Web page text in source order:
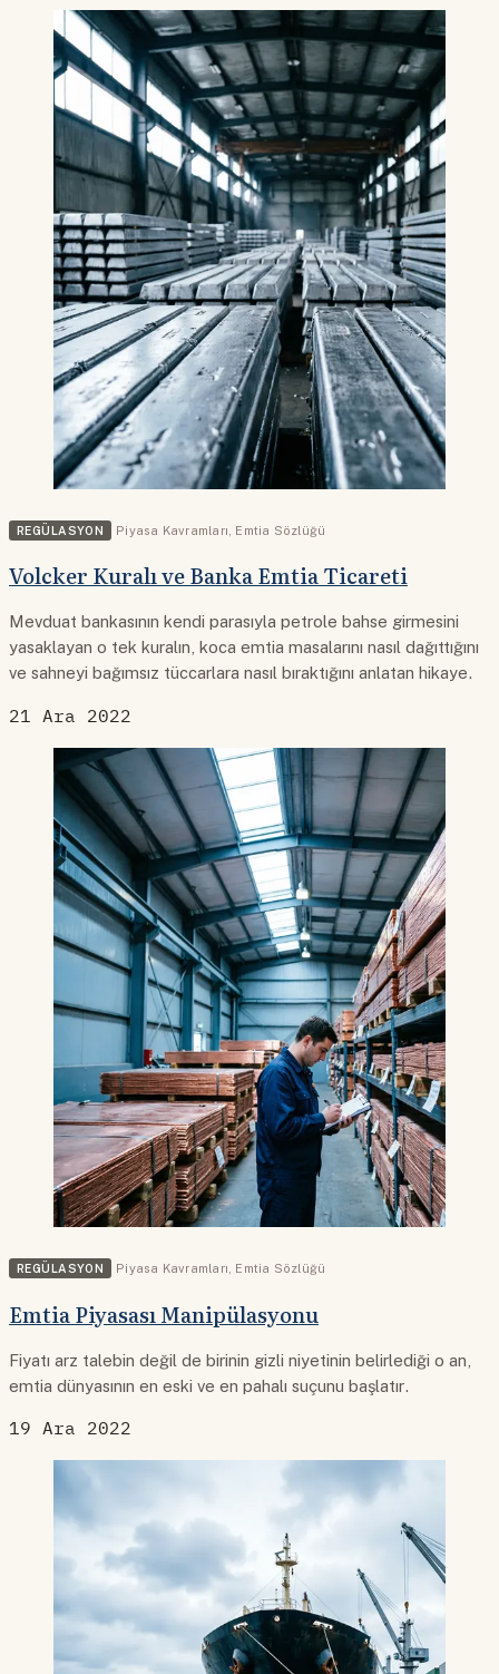
REGÜLASYON Piyasa Kavramları Emtia Sözlüğü
Volcker Kuralı ve Banka Emtia Ticareti
Mevduat bankasının kendi parasıyla petrole bahse girmesini
yasaklayan o tek kuralın, koca emtia masalarını nasıl dağıttığını
ve sahneyi bağımsız tüccarlara nasıl bıraktığını anlatan hikaye.
21 Ara 2022
REGÜLASYON Piyasa Kavramları Emtia Sözlüğü
Emtia Piyasası Manipülasyonu
Fiyatı arz talebin değil de birinin gizli niyetinin belirlediği o an,
emtia dünyasının en eski ve en pahalı suçunu başlatır.
19 Ara 2022